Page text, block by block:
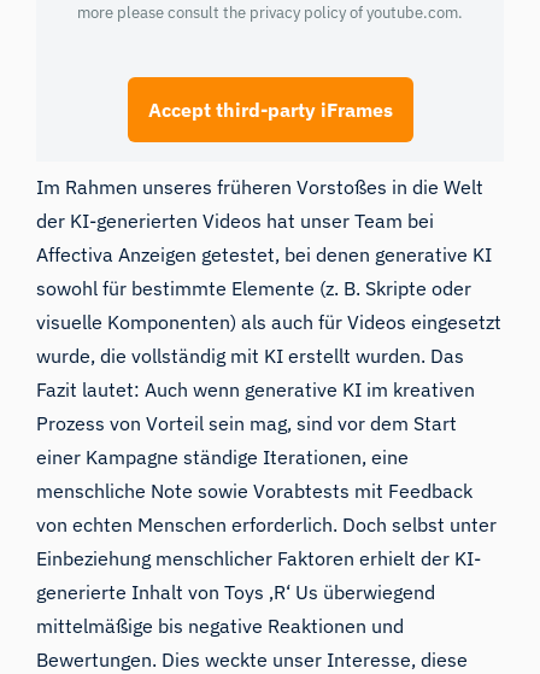
more please consult the privacy policy ofyoutube.com.
Accept third-party iFrames
Im Rahmen unseres früheren Vorstoßes in die Welt
der KI-generierten Videos hat unser Team bei
AffectivaAnzeigen getestet, bei denen generative KI
sowohl für bestimmte Elemente (z. B. Skripte oder
visuelle Komponenten) als auch für Videos eingesetzt
wurde, die vollständig mit KI erstellt wurden. Das
Fazit lautet: Auch wenn generative KI im kreativen
Prozess von Vorteil sein mag, sind vor dem Start
einer Kampagne ständige Iterationen, eine
menschliche Note sowie Vorabtests mit Feedback
von echten Menschen erforderlich. Doch selbst unter
Einbeziehung menschlicher Faktoren erhielt der KI-
generierte Inhalt von Toys ‚R‘ Us überwiegend
mittelmäßige bis negative Reaktionen und
Bewertungen. Dies weckte unser Interesse, diese